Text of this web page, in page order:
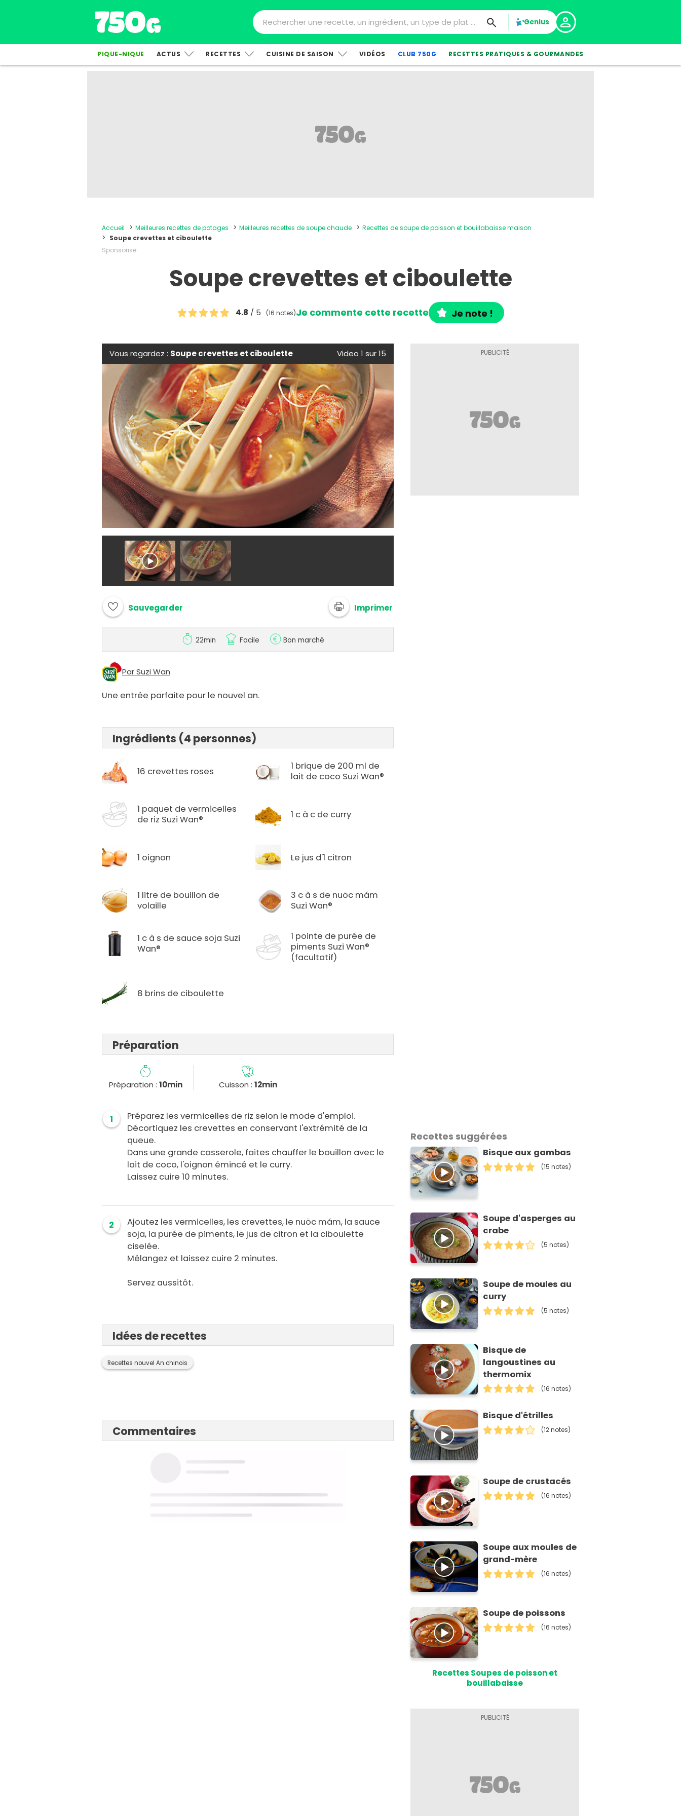
Genius
PIQUE-NIQUE ACTUS RECETTES CUISINE DE SAISON VIDÉOS CLUB 750G RECETTES PRATIQUES & GOURMANDES
Accueil Meilleures recettes de potages Meilleures recettes de soupe chaude
Recettes de soupe de poisson et bouillabaisse maison
Soupe crevettes et ciboulette
Sponsorisé
Soupe crevettes et ciboulette
4.8 / 5 (16 notes)Je commente cette recette Je note !
Vous regardez : Soupe crevettes et ciboulette Video 1 sur 15
Sauvegarder Imprimer
22min Facile Bon marché
Par Suzi Wan
Une entrée parfaite pour le nouvel an.
Ingrédients (4 personnes)
16 crevettes roses
1 brique de 200 ml de
lait de coco Suzi Wan®
1 paquet de vermicelles
de riz Suzi Wan®
1 c à c de curry
1 oignon Le jus d'1 citron
1 litre de bouillon de
volaille
3 c à s de nuöc mám
Suzi Wan®
1 c à s de sauce soja Suzi
Wan®
1 pointe de purée de
piments Suzi Wan®
(facultatif)
8 brins de ciboulette
Préparation
Préparation : 10min Cuisson : 12min
1
Préparez les vermicelles de riz selon le mode d'emploi.
Décortiquez les crevettes en conservant l'extrémité de la
queue.
Dans une grande casserole, faites chauffer le bouillon avec le
lait de coco, l'oignon émincé et le curry.
Laissez cuire 10 minutes.
2
Ajoutez les vermicelles, les crevettes, le nuöc mám, la sauce
soja, la purée de piments, le jus de citron et la ciboulette
ciselée.
Mélangez et laissez cuire 2 minutes.
Servez aussitôt.
Idées de recettes
Recettes nouvel An chinois
Commentaires
Recettes suggérées
Bisque aux gambas
(15 notes)
Soupe d'asperges au
crabe
(5 notes)
Soupe de moules au
curry
(5 notes)
Bisque de
langoustines au
thermomix
(16 notes)
Bisque d'étrilles
(12 notes)
Soupe de crustacés
(16 notes)
Soupe aux moules de
grand-mère
(16 notes)
Soupe de poissons
(16 notes)
Recettes Soupes de poisson et
bouillabaisse